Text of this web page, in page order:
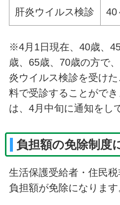
肝炎ウイルス検診 40
※4月1日現在、40歳、
歳、65歳、70歳の方で
炎ウイルス検診を受け
料で受診することがで
は、4月中旬に通知をし
負担額の免除制度
生活保護受給者・住民税
負担額が免除になります